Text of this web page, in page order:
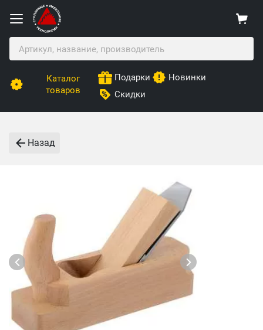
Каталог
товаров
Подарки
Новинки
Скидки
Назад